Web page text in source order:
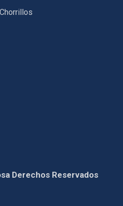
Derechos Reservados